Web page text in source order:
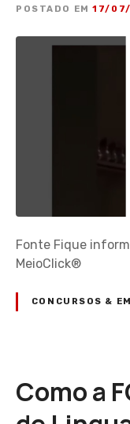
POSTADO EM 17/
Fonte Fique
MeioClick®
CONCURSOS &
Como a